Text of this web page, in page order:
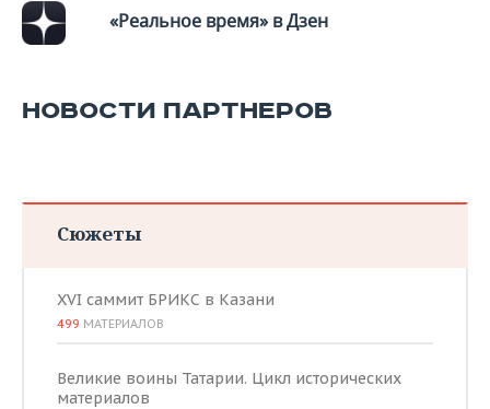
«Реальное время» в Дзен
НОВОСТИ ПАРТНЕРОВ
Сюжеты
XVI саммит БРИКС в Казани
499 МАТЕРИАЛОВ
Великие воины Татарии. Цикл исторических
материалов